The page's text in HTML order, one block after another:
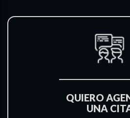
QUIERO
UNA